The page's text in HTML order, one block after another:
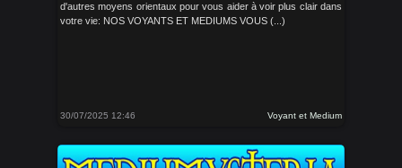
d'autres moyens orientaux pour vous aider à voir plus clair dans
votre vie: NOS VOYANTS ET MEDIUMS VOUS (...)
30/07/2025 12:46 Voyant et Medium